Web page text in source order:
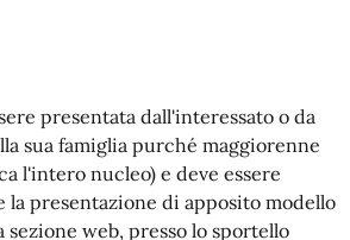
presentata dall'interessato o da
sua famiglia purché maggiorenne
l'intero nucleo) e deve essere
la presentazione di apposito modello
web, presso lo sportello